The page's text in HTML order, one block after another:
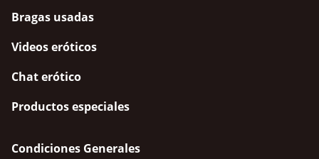
Bragas usadas
Videos eróticos
Chat erótico
Productos especiales
Condiciones Generales